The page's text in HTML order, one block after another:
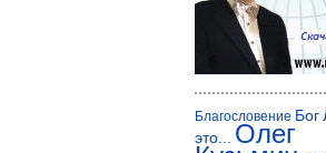
Благословение Бог
это...
Олег